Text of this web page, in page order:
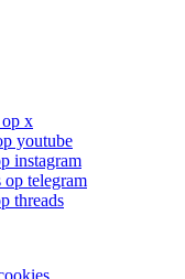
x
youtube
instagram
op telegram
threads